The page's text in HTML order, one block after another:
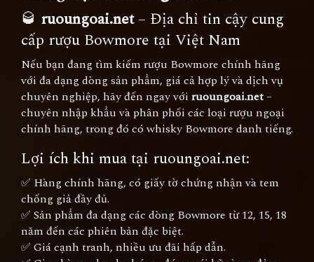
🥃 ruoungoai.net– Địa chỉ tin cậy cung
cấp rượu Bowmore tại Việt Nam
Nếu bạn đang tìm kiếm rượu Bowmore chính hãng
với đa dạng dòng sản phẩm, giá cả hợp lý và dịch vụ
chuyên nghiệp, hãy đến ngay với ruoungoai.net–
chuyên nhập khẩu và phân phối các loại rượu ngoại
chính hãng, trong đó có whisky Bowmore danh tiếng.
Lợi ích khi mua tại ruoungoai.net:
✅ Hàng chính hãng, có giấy tờ chứng nhận và tem
chống giả đầy đủ.
✅ Sản phẩm đa dạng các dòng Bowmore từ 12, 15, 18
năm đến các phiên bản đặc biệt.
✅ Giá cạnh tranh, nhiều ưu đãi hấp dẫn.